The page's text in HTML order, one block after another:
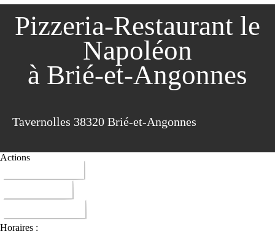
Pizzeria-Restaurant le
Napoléon
à Brié-et-Angonnes
Tavernolles 38320 Brié-et-Angonnes
Actions
Horaires :